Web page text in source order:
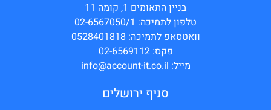
בניין התאומים 1, קומה 11
טלפון לתמיכה: 02-6567050/1
וואטסאפ לתמיכה: 0528401818
פקס: 02-6569112
מייל: info@account-it.co.il
סניף ירושלים